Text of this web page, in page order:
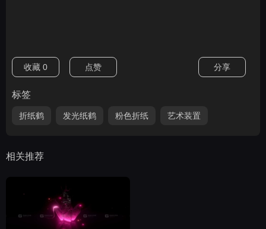
收藏 0 点赞 分享
标签
折纸鹤 发光纸鹤 粉色折纸 艺术装置
相关推荐